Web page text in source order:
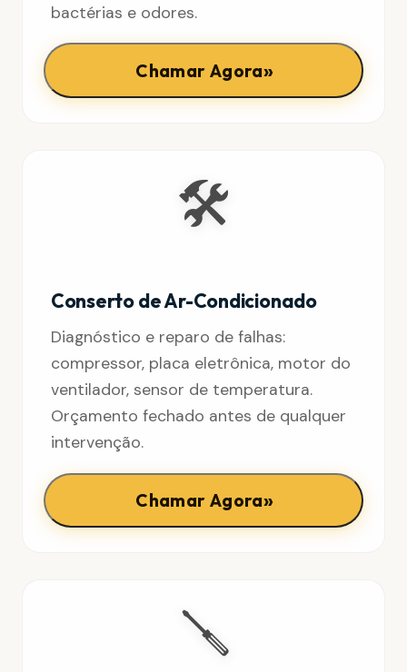
bactérias e odores.
Chamar Agora»
🛠️
Conserto de Ar-Condicionado
Diagnóstico e reparo de falhas:
compressor, placa eletrônica, motor do
ventilador, sensor de temperatura.
Orçamento fechado antes de qualquer
intervenção.
Chamar Agora»
🪛